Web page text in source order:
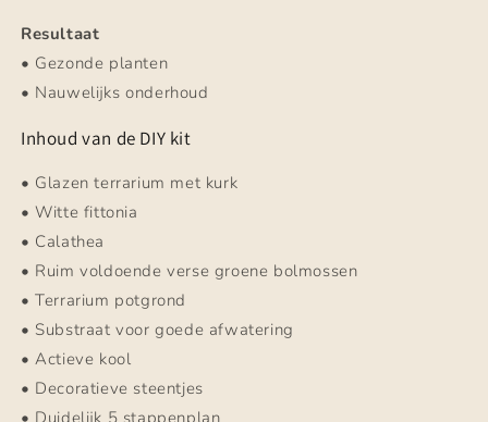
Resultaat
• Gezonde planten
• Nauwelijks onderhoud
Inhoud van de DIY kit
• Glazen terrarium met kurk
• Witte fittonia
• Calathea
• Ruim voldoende verse groene bolmossen
• Terrarium potgrond
• Substraat voor goede afwatering
• Actieve kool
• Decoratieve steentjes
• Duidelijk 5 stappenplan